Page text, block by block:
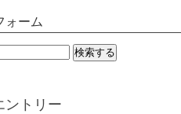
ォーム
ントリー